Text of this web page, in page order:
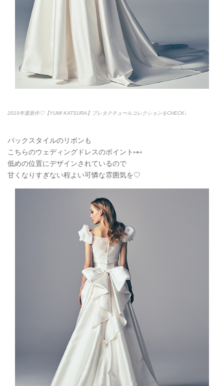
2019年最新作♡【YUMI KATSURA】プレタクチュールコレクションをCHECK♩
バックスタイルのリボンも
こちらのウェディングドレスのポイント⑅⑅
低めの位置にデザインされているので
甘くなりすぎない程よい可憐な雰囲気を♡